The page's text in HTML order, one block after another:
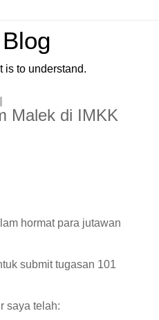
is to understand.
Malek di IMKK
hormat para jutawan
submit tugasan 101
saya telah: